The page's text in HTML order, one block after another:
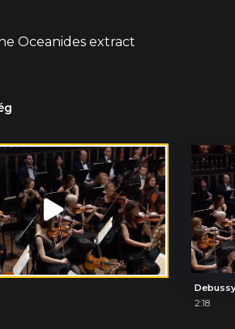
Oceanides extract
2:18